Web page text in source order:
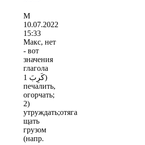
М
10.07.2022
15:33
Макс, нет
- вот
значения
глагола
كَرِبَ 1)
печалить,
огорчать;
2)
утруждать;отяга
щать
грузом
(напр.